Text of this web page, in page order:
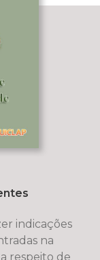
indicações
na
respeito de